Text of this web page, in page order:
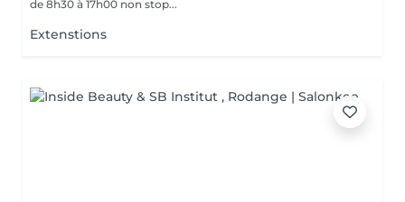
de 8h30 à 17h00 non stop...
Extenstions